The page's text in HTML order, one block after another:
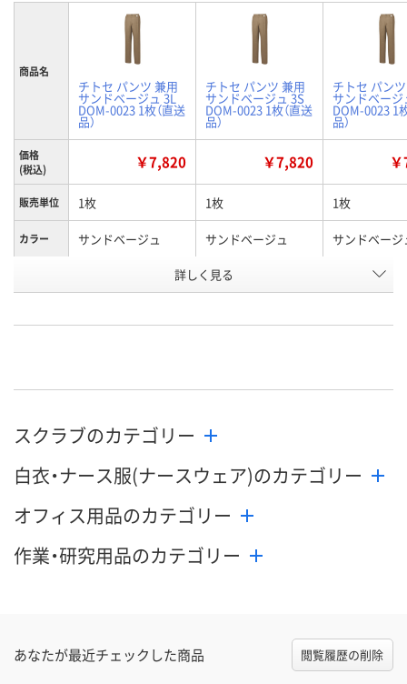
商品名
チトセ パンツ 兼用
サンドベージュ 3L
DOM-0023 1枚（直送
品）
チトセ パンツ 兼用
サンドベージュ 3S
DOM-0023 1枚（直送
品）
チトセ パン
サンドベージ
DOM-0023 1
品）
価格
(税込)
￥7,820 ￥7,820
販売単位 1枚 1枚 1枚
カラー サンドベージュ サンドベージュ サンドベージ
3S
号
お届け日 9月2日（水）まで 9月2日（水）まで 9月2日（水）
数量
カゴへ
数量
カゴへ カ
詳しく見る
スクラブのカテゴリー
白衣・ナース服(ナースウェア)のカテゴリー
オフィス用品のカテゴリー
作業・研究用品のカテゴリー
あなたが最近チェックした商品 閲覧履歴の削除